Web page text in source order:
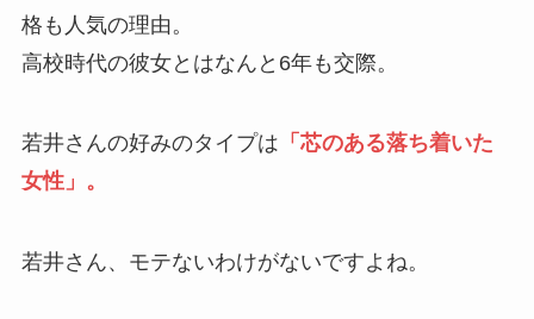
格も人気の理由。
高校時代の彼女とはなんと6年も交際。
若井さんの好みのタイプは 「芯のある落ち着いた
女性」。
若井さん、モテないわけがないですよね。